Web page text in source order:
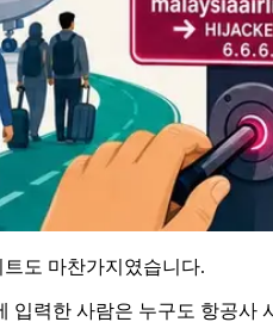
도 마찬가지였습니다.
입력한 사람은 누구도 항공사